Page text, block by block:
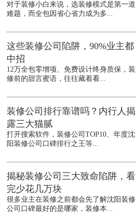
对于装修小白来说，选装修模式是第一道
难题，而全包因省心省力成为多...
这些装修公司陷阱，90%业主都
中招
12万全包零增项、免费设计终身质保，装
修前的甜言蜜语，往往藏着看...
装修公司排行靠谱吗？内行人揭
露三大猫腻
打开搜索软件，装修公司TOP10、年度沈
阳装修公司口碑排行之王等...
揭秘装修公司三大致命陷阱，看
完少花几万块
很多业主在装修之前都会先了解沈阳装修
公司口碑最好的是哪家，装修本...